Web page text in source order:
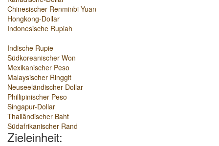
Chinesischer Renminbi Yuan
Hongkong-Dollar
Indonesische Rupiah
Indische Rupie
Südkoreanischer Won
Mexikanischer Peso
Malaysischer Ringgit
Neuseeländischer Dollar
Phillipinischer Peso
Singapur-Dollar
Thailändischer Baht
Südafrikanischer Rand
Zieleinheit: